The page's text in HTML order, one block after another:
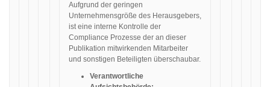
Aufgrund der geringen
Unternehmensgröße des Herausgebers,
ist eine interne Kontrolle der
Compliance Prozesse der an dieser
Publikation mitwirkenden Mitarbeiter
und sonstigen Beteiligten überschaubar.
Verantwortliche